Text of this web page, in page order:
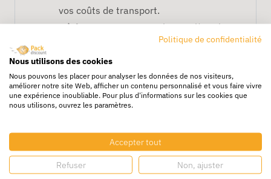
vos coûts de transport.
Résistant :conçu en polypropylène, le
plot en plastique blanc est résistant à
l'écrasement, aux basses températures,
à l'humidité et aux graisses. Pour le
transport de vos lourdes charges, le plot
en plastique est un allié de taille. En
elle peut supporter un poids allant
jusqu’à 1000 kg en compression
Politique de confidentialité
Nous utilisons des cookies
Nous pouvons les placer pour analyser les données de nos visiteurs,
améliorer notre site Web, afficher un contenu personnalisé et vous faire vivre
une expérience inoubliable. Pour plus d'informations sur les cookies que
nous utilisons, ouvrez les paramètres.
Accepter tout
Refuser Non, ajuster